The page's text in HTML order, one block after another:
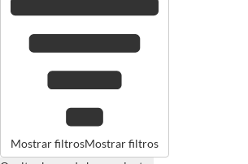
Mostrar filtrosMostrar filtros